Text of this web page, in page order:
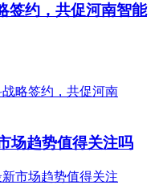
签约，共促河南智能
场趋势值得关注吗